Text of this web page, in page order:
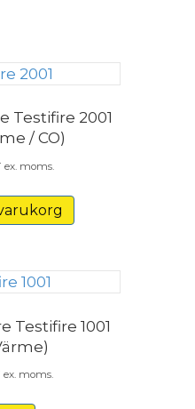
Testifire 2001
/ CO)
ex. moms.
Testifire 1001
ex. moms.